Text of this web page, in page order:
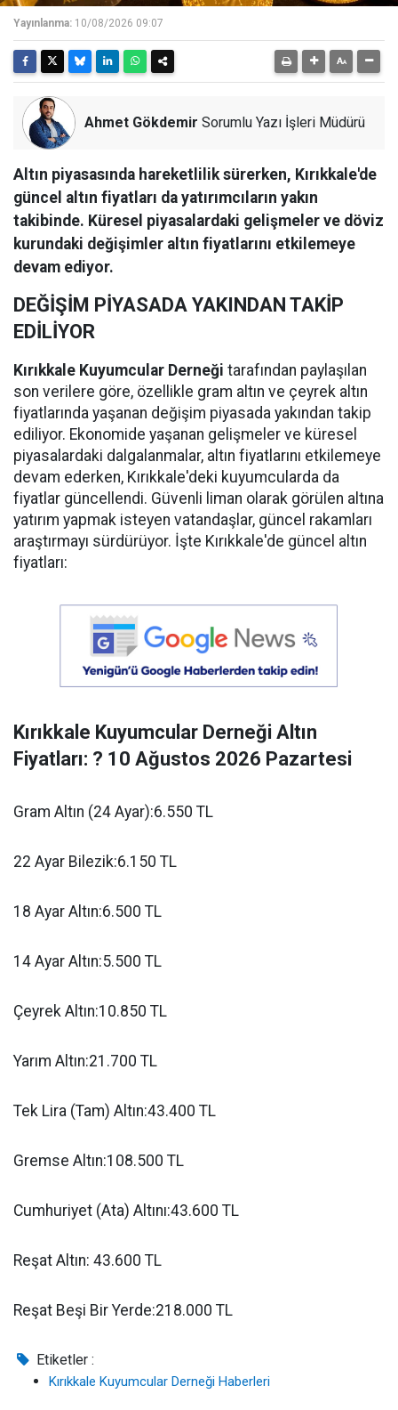
Yayınlanma: 10/08/2026 09:07
Ahmet Gökdemir Sorumlu Yazı İşleri Müdürü
Altın piyasasında hareketlilik sürerken, Kırıkkale'de
güncel altın fiyatları da yatırımcıların yakın
takibinde. Küresel piyasalardaki gelişmeler ve döviz
kurundaki değişimler altın fiyatlarını etkilemeye
devam ediyor.
DEĞİŞİM PİYASADA YAKINDAN TAKİP
EDİLİYOR
Kırıkkale Kuyumcular Derneği tarafından paylaşılan
son verilere göre, özellikle gram altın ve çeyrek altın
fiyatlarında yaşanan değişim piyasada yakından takip
ediliyor. Ekonomide yaşanan gelişmeler ve küresel
piyasalardaki dalgalanmalar, altın fiyatlarını etkilemeye
devam ederken, Kırıkkale'deki kuyumcularda da
fiyatlar güncellendi. Güvenli liman olarak görülen altına
yatırım yapmak isteyen vatandaşlar, güncel rakamları
araştırmayı sürdürüyor. İşte Kırıkkale'de güncel altın
fiyatları:
Kırıkkale Kuyumcular Derneği Altın
Fiyatları: ? 10 Ağustos 2026 Pazartesi
Gram Altın (24 Ayar):6.550 TL
22 Ayar Bilezik:6.150 TL
18 Ayar Altın:6.500 TL
14 Ayar Altın:5.500 TL
Çeyrek Altın:10.850 TL
Yarım Altın:21.700 TL
Tek Lira (Tam) Altın:43.400 TL
Gremse Altın:108.500 TL
Cumhuriyet (Ata) Altını:43.600 TL
Reşat Altın: 43.600 TL
Reşat Beşi Bir Yerde:218.000 TL
Etiketler :
Kırıkkale Kuyumcular Derneği Haberleri